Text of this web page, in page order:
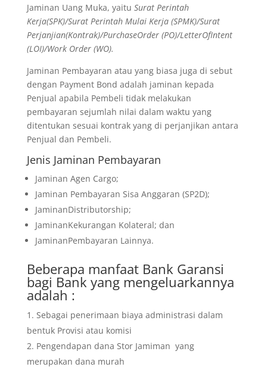
Jaminan Uang Muka, yaitu Surat Perintah
Kerja(SPK)/Surat Perintah Mulai Kerja (SPMK)/Surat
Perjanjian(Kontrak)/PurchaseOrder (PO)/LetterOfIntent
(LOI)/Work Order (WO).
Jaminan Pembayaran atau yang biasa juga di sebut
dengan Payment Bond adalah jaminan kepada
Penjual apabila Pembeli tidak melakukan
pembayaran sejumlah nilai dalam waktu yang
ditentukan sesuai kontrak yang di perjanjikan antara
Penjual dan Pembeli.
Jenis Jaminan Pembayaran
Jaminan Agen Cargo;
Jaminan Pembayaran Sisa Anggaran (SP2D);
JaminanDistributorship;
JaminanKekurangan Kolateral; dan
JaminanPembayaran Lainnya.
Beberapa manfaat Bank Garansi
bagi Bank yang mengeluarkannya
adalah :
Sebagai penerimaan biaya administrasi dalam
bentuk Provisi atau komisi
Pengendapan dana Stor Jamiman yang
merupakan dana murah